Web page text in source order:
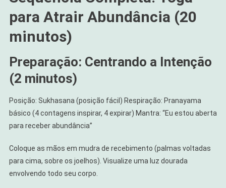
para Atrair Abundância (20
minutos)
Preparação: Centrando a Intenção
(2 minutos)
Posição: Sukhasana (posição fácil) Respiração: Pranayama
básico (4 contagens inspirar, 4 expirar) Mantra: “Eu estou aberta
para receber abundância”
Coloque as mãos em mudra de recebimento (palmas voltadas
para cima, sobre os joelhos). Visualize uma luz dourada
envolvendo todo seu corpo.